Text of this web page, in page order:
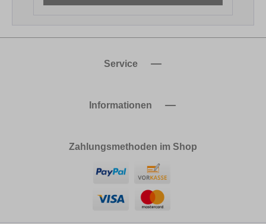
Service
Informationen
Zahlungsmethoden im Shop